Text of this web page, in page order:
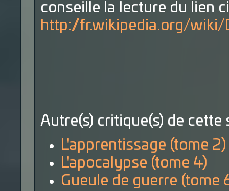
conseille la lecture du lien
http://fr.wikipedia.org/wiki/
Autre(s) critique(s) de cette
L'apprentissage (tome 2)
L'apocalypse (tome 4)
Gueule de guerre (tome